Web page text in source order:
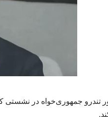
تندرو جمهوری‌خواه در نشستی